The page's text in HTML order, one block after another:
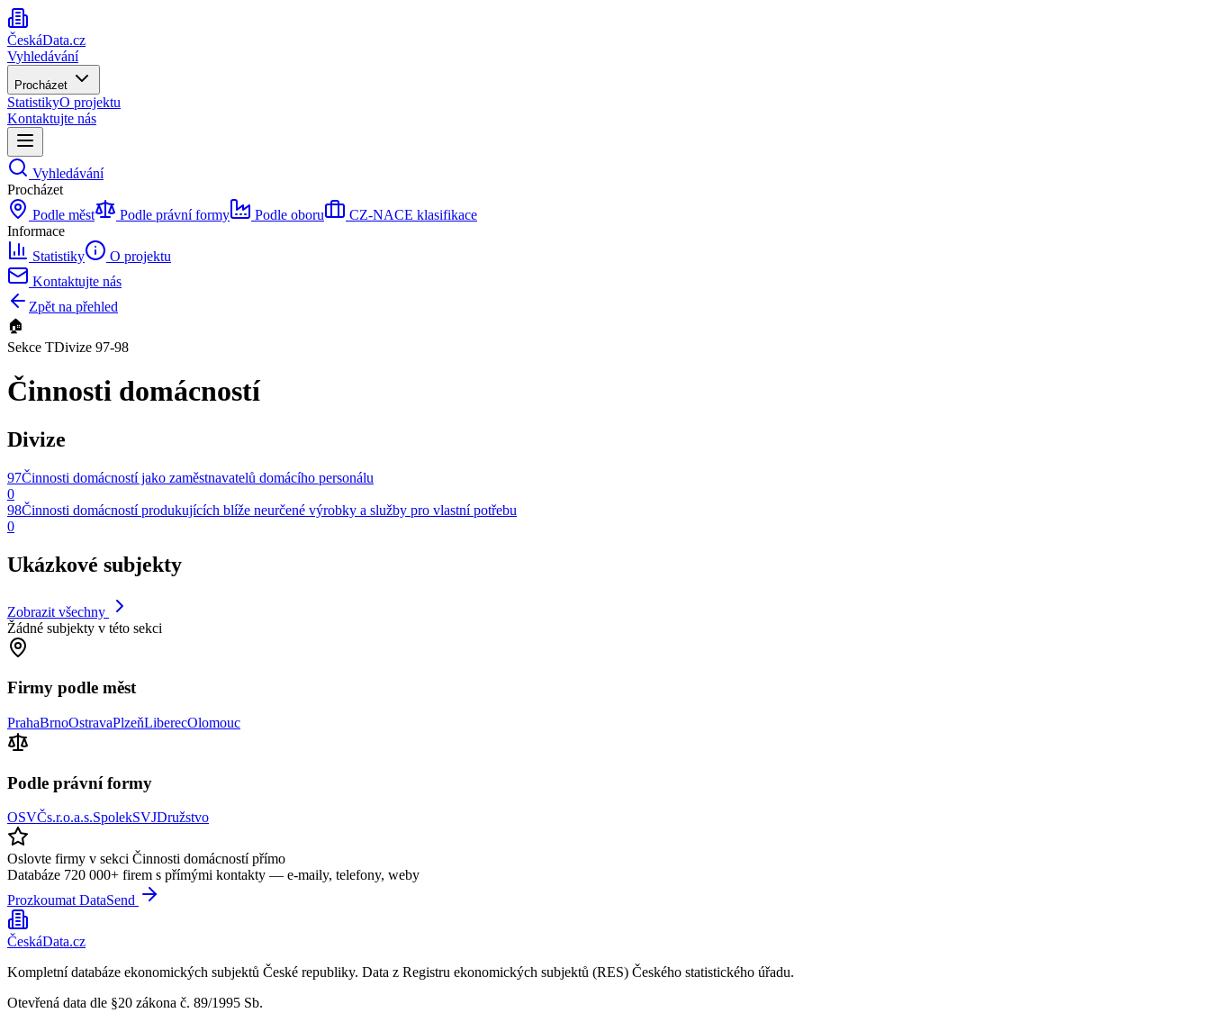
ČeskáData.cz
Vyhledávání
Procházet
StatistikyO projektu
Kontaktujte nás
Vyhledávání
Procházet
Podle měst
Podle právní formy Podle oboru
CZ-NACE klasifikace
Informace
Statistiky
O projektu
Kontaktujte nás
Zpět na přehled
🏠
Sekce TDivize 97-98
Činnosti domácností
Divize
97Činnosti domácností jako zaměstnavatelů domácího personálu
0
98Činnosti domácností produkujících blíže neurčené výrobky a služby pro vlastní potřebu
0
Ukázkové subjekty
Zobrazit všechny
Žádné subjekty v této sekci
Firmy podle měst
PrahaBrnoOstravaPlzeňLiberecOlomouc
Podle právní formy
OSVČs.r.o.a.s.SpolekSVJDružstvo
Oslovte firmy v sekci Činnosti domácností přímo
Databáze 720 000+ firem s přímými kontakty — e-maily, telefony, weby
Prozkoumat DataSend
ČeskáData.cz
Kompletní databáze ekonomických subjektů České republiky. Data z Registru ekonomických subjektů (RES) Českého statistického úřadu.
Otevřená data dle §20 zákona č. 89/1995 Sb.